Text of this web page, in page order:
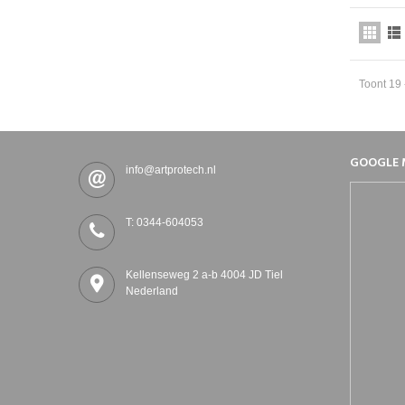
Toont 19
info@artprotech.nl
T: 0344-604053
Kellenseweg 2 a-b 4004 JD Tiel
Nederland
GOOGLE